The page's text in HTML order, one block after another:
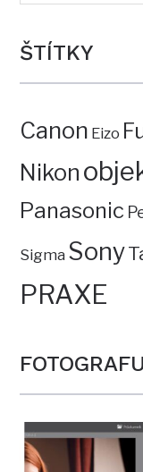
ŠTÍTKY
Canon Eizo
Nikon
Panasonic
Sigma Sony
PRAXE